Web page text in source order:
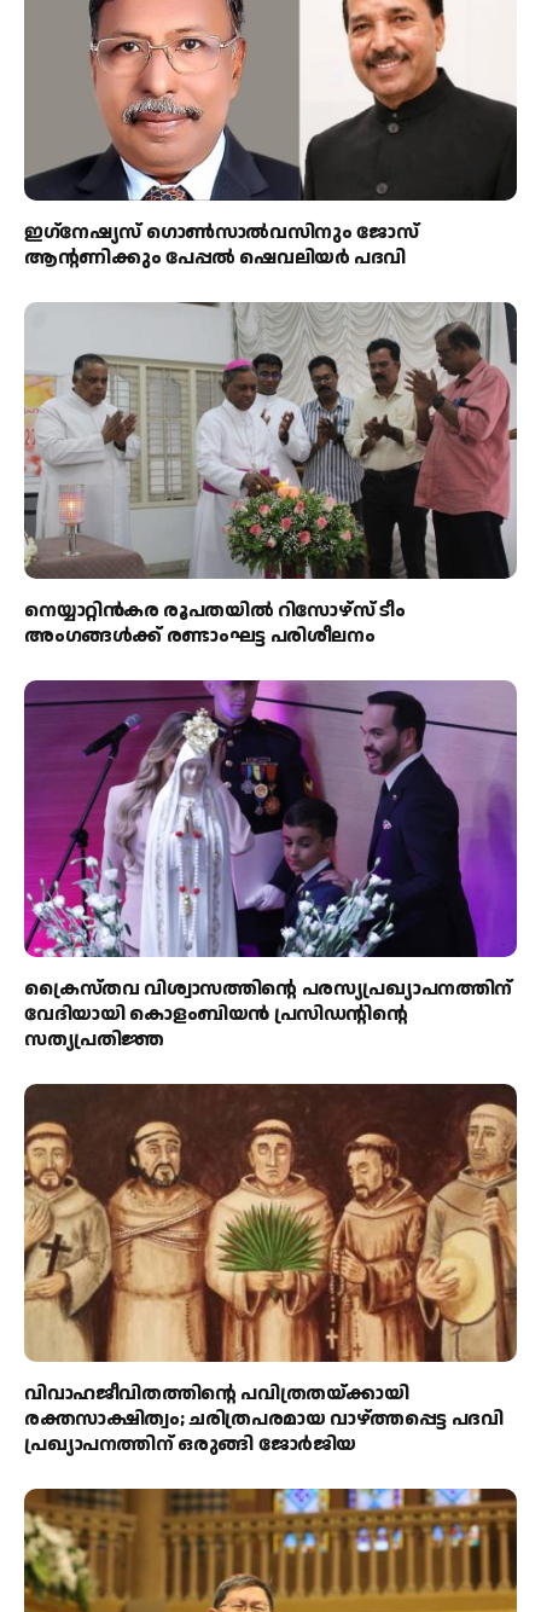
ഇഗ്‌നേഷ്യസ് ഗൊൺസാൽവസിനും ജോസ്
ആന്റണിക്കും പേപ്പൽ ഷെവലിയർ പദവി
നെയ്യാറ്റിൻകര രൂപതയിൽ റിസോഴ്സ് ടീം
അംഗങ്ങൾക്ക് രണ്ടാംഘട്ട പരിശീലനം
ക്രൈസ്തവ വിശ്വാസത്തിന്റെ പരസ്യപ്രഖ്യാപനത്തിന്
വേദിയായി കൊളംബിയൻ പ്രസിഡന്റിന്റെ
സത്യപ്രതിജ്ഞ
വിവാഹജീവിതത്തിന്റെ പവിത്രതയ്ക്കായി
രക്തസാക്ഷിത്വം; ചരിത്രപരമായ വാഴ്ത്തപ്പെട്ട പദവി
പ്രഖ്യാപനത്തിന് ഒരുങ്ങി ജോര്‍ജിയ